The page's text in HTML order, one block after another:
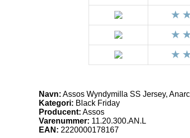
Navn: Assos Wyndymilla SS Jersey,
Kategori: Black Friday
Producent: Assos
Varenummer: 11.20.300.AN.L
EAN: 2220000178167